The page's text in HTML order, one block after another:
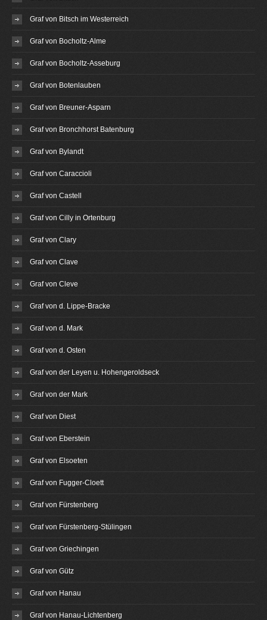
Graf von Bitsch im Westerreich
Graf von Bocholtz-Alme
Graf von Bocholtz-Asseburg
Graf von Botenlauben
Graf von Breuner-Asparn
Graf von Bronchhorst Batenburg
Graf von Bylandt
Graf von Caraccioli
Graf von Castell
Graf von Cilly in Ortenburg
Graf von Clary
Graf von Clave
Graf von Cleve
Graf von d. Lippe-Bracke
Graf von d. Mark
Graf von d. Osten
Graf von der Leyen u. Hohengeroldseck
Graf von der Mark
Graf von Diest
Graf von Eberstein
Graf von Elsoeten
Graf von Fugger-Cloett
Graf von Fürstenberg
Graf von Fürstenberg-Stülingen
Graf von Griechingen
Graf von Gütz
Graf von Hanau
Graf von Hanau-Lichtenberg